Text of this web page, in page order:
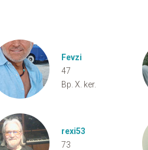
Fevzi
47
Bp. X. ker.
rexi53
73